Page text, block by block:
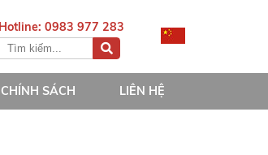
Hotline: 0983 977 283
CHÍNH SÁCH LIÊN HỆ